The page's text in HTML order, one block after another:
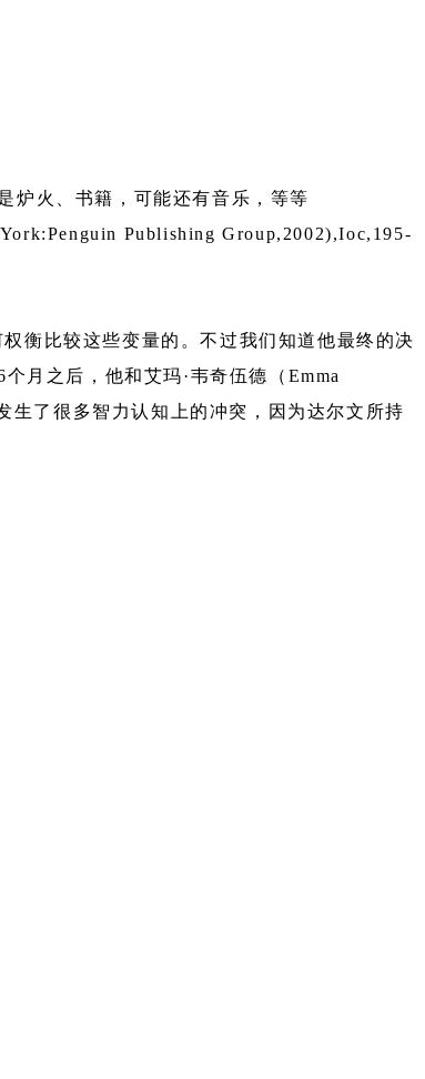
炉火、书籍，可能还有音乐，等等
Publishing Group,2002),Ioc,195-
衡比较这些变量的。不过我们知道他最终的决
月之后，他和艾玛·韦奇伍德（Emma
生了很多智力认知上的冲突，因为达尔文所持